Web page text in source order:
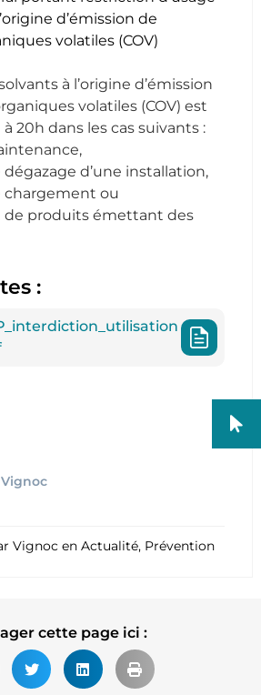
d’émission de
volatiles (COV)
à l’origine d’émission
volatiles (COV) est
20h dans les cas suivants :
d’une installation,
chargement ou
produits émettant des
:
Vignoc en Actualité, Prévention
cette page ici :